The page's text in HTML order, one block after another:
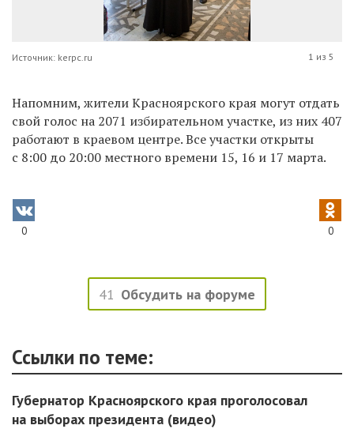
Источник: kerpc.ru 1 из 5
Напомним, жители Красноярского края могут отдать
свой голос на 2071 избирательном участке, из них 407
работают в краевом центре. Все участки открыты
с 8:00 до 20:00 местного времени 15, 16 и 17 марта.
0 0
41 Обсудить на форуме
Ссылки по теме:
Губернатор Красноярского края проголосовал
на выборах президента (видео)